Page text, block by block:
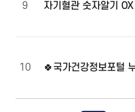
9 자기혈관 숫자알기
10